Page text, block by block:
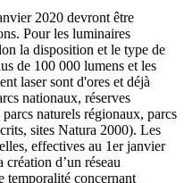
2020 devront être
Pour les luminaires
la disposition et le type de
de 100 000 lumens et les
laser sont d'ores et déjà
nationaux, réserves
naturels régionaux, parcs
sites Natura 2000). Les
effectives au 1er janvier
création d’un réseau
temporalité concernant